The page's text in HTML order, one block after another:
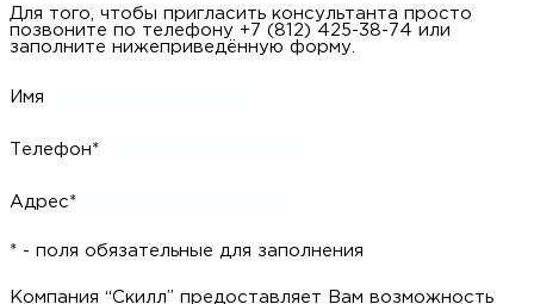
* - поля обязательные для заполнения
запросить данный образец на дом. Наш специалист с
на все возникшие вопросы.
Для того, чтобы запросить образец просто позвоните по
форму.
Имя